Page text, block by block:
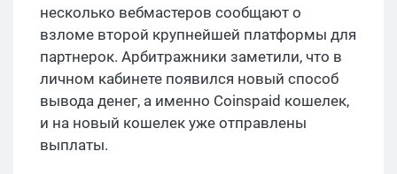
несколько вебмастеров сообщают о
взломе второй крупнейшей платформы для
партнерок. Арбитражники заметили, что в
личном кабинете появился новый способ
вывода денег, а именно Coinspaid кошелек,
и на новый кошелек уже отправлены
выплаты.